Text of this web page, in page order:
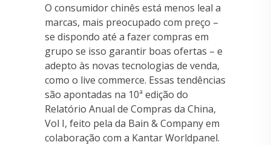
O consumidor chinês está menos leal a
marcas, mais preocupado com preço –
se dispondo até a fazer compras em
grupo se isso garantir boas ofertas – e
adepto às novas tecnologias de venda,
como o live commerce. Essas tendências
são apontadas na 10ª edição do
Relatório Anual de Compras da China,
Vol I, feito pela da Bain & Company em
colaboração com a Kantar Worldpanel.